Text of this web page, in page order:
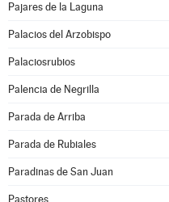
Pajares de la Laguna
Palacios del Arzobispo
Palaciosrubios
Palencia de Negrilla
Parada de Arriba
Parada de Rubiales
Paradinas de San Juan
Pastores